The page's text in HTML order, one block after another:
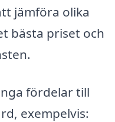
jämföra olika
bästa priset och
fördelar till
exempelvis: